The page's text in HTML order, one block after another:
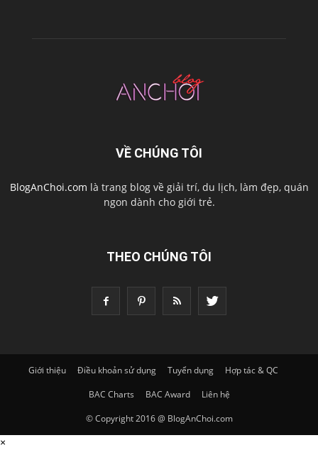
VỀ CHÚNG TÔI
BlogAnChoi.com là trang blog về giải trí, du lịch, làm đẹp, quán
ngon dành cho giới trẻ.
THEO CHÚNG TÔI
Giới thiệu Điều khoản sử dụng Tuyển dụng
Hợp tác & QC
BAC Charts
BAC Award
Liên hệ
© Copyright 2016 @ BlogAnChoi.com
×